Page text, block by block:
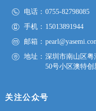
关注公众号
电话： 0755-82798085
手机： 15013891944
邮箱：
地址： 深圳市南山区粤
50号小区澳特创